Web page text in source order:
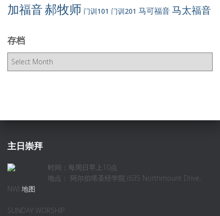
加福音郝牧师 门训101 门训201 马可福音马太福音
存档
存
主日崇拜
时间：每周日早上10点
地点： 阿尔伯塔圣经学院 (635 Northmount Drive,
NW) 地图
SUNDAY WORSHIP